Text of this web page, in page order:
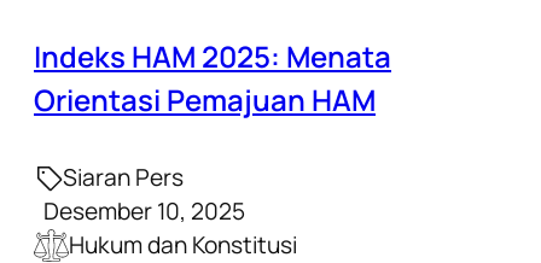
Indeks HAM 2025: Menata
Orientasi Pemajuan HAM
Siaran Pers
Desember 10, 2025
Hukum dan Konstitusi